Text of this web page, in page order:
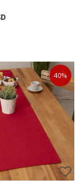
Dodaj u korpu
40%